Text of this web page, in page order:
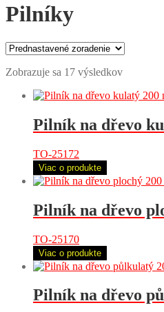
Pilníky
Zobrazuje sa 17 výsledkov
Pilník na dřevo
TO-25172
Viac o produkte
Pilník na dřevo
TO-25170
Viac o produkte
Pilník na dřevo